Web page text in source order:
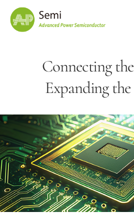
Connecting the
Expanding the